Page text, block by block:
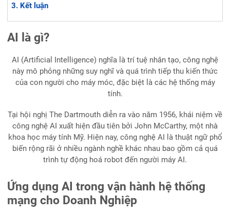
Kết luận
AI là gì?
AI (Artificial Intelligence) nghĩa là trí tuệ nhân tạo, công nghệ
này mô phỏng những suy nghĩ và quá trình tiếp thu kiến thức
của con người cho máy móc, đặc biệt là các hệ thống máy
tính.
Tại hội nghị The Dartmouth diễn ra vào năm 1956, khái niệm về
công nghệ AI xuất hiện đầu tiên bởi John McCarthy, một nhà
khoa học máy tính Mỹ. Hiện nay, công nghệ AI là thuật ngữ phổ
biến rộng rãi ở nhiều ngành nghề khác nhau bao gồm cả quá
trình tự động hoá robot đến người máy AI.
Ứng dụng AI trong vận hành hệ thống
mạng cho Doanh Nghiệp